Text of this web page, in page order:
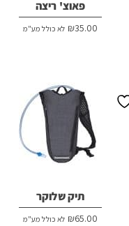
פאוצ' ריצה
₪35.00 לא כולל מע"מ
תיק שלוקר
₪65.00 לא כולל מע"מ